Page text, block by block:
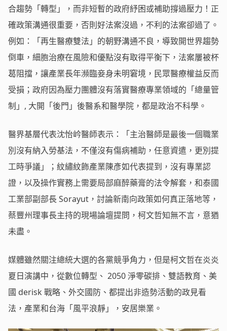
合趨勢「轉型」，而非短暫的政府紓困或補助撐過壓力！正
確政策溝通很重要，否則好法案沒過，不利的法案卻過了。
例如：「再生醫療雙法」的朝野溝通不良，導致開世界趨勢
倒車，細胞治療在風險和優點沒有取得平衡下，法案屢被杯
葛阻擋，讓產業長年瀕臨妾身未明窘境，民眾醫療權益反而
受損；政府因為壓力團體沒有落實醫療專業領域的「總量管
制」, 大開「後門」後醫系和醫學院，都是政治不科學。
醫界基層代表沈怡岒醫師表示：「主治醫師是最後一個職業
別沒有納入勞基法，不僅沒有傷病補助，任意資遣，更別提
工時爭議」；紋繡紋飾產業陳彥如代表提到，沒有專業認
證，以及操作實務上需要局部麻醉藥膏的法令解套，和泰國
工業部副部長 Sorayut，討論新南向政策如何真正落地等，
蔡豐州理事長主持的現場論壇提問，柯文哲知無不言，意猶
未盡。
媒體雖然關注總統大選的各黨競爭角力，但是柯文哲在炎炎
夏日演講中，從數位轉型、 2050 淨零碳排、雙語教育、美
國 derisk 戰略、外交國防、都提出非造勢活動的政見看
法，產業和台海「風平浪靜」，安居樂業。